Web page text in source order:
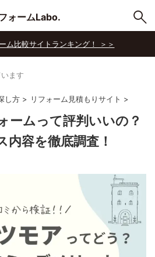
ォームLabo.
ム比較サイトランキング！ ＞＞
ます
し方 > リフォーム見積もりサイト >
ームって評判いいの？
内容を徹底調査！